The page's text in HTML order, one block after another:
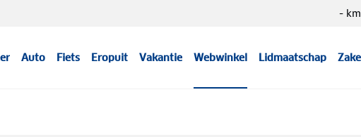
Auto Fiets Eropuit Vakantie Webwinkel Lidmaatschap
-